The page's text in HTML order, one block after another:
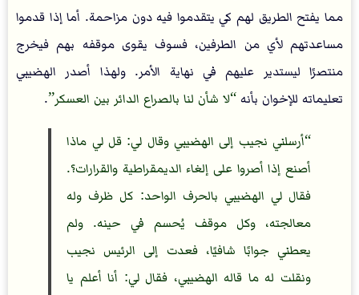
مما يفتح الطريق لهم كي يتقدموا فيه دون مزاحمة. أما إذا قدموا
مساعدتهم لأي من الطرفين، فسوف يقوى موقفه بهم فيخرج
منتصرًا ليستدير عليهم في نهاية الأمر. ولهذا أصدر الهضيبي
تعليماته للإخوان بأنه لا شأن لنا بالصراع الدائر بين العسكر .
أرسلني نجيب إلى الهضيبي وقال لي: قل لي ماذا
أصنع إذا أصروا على إلغاء الديمقراطية والقرارات؟.
فقال لي الهضيبي بالحرف الواحد: كل ظرف وله
معالجته، وكل موقف يُحسم في حينه. ولم
يعطني جوابًا شافيًا، فعدت إلى الرئيس نجيب
ونقلت له ما قاله الهضيبي، فقال لي: أنا أعلم يا